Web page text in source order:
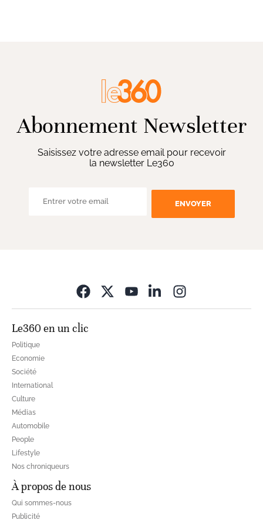
Abonnement Newsletter
Saisissez votre adresse email pour recevoir
la newsletter Le360
ENVOYER
Le360 en un clic
Politique
Economie
Société
International
Culture
Médias
Automobile
People
Lifestyle
Nos chroniqueurs
À propos de nous
Qui sommes-nous
Publicité